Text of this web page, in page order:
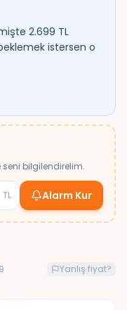
2.699 TL
istersen o
bilgilendirelim.
TL Alarm Kur
Yanlış fiyat?